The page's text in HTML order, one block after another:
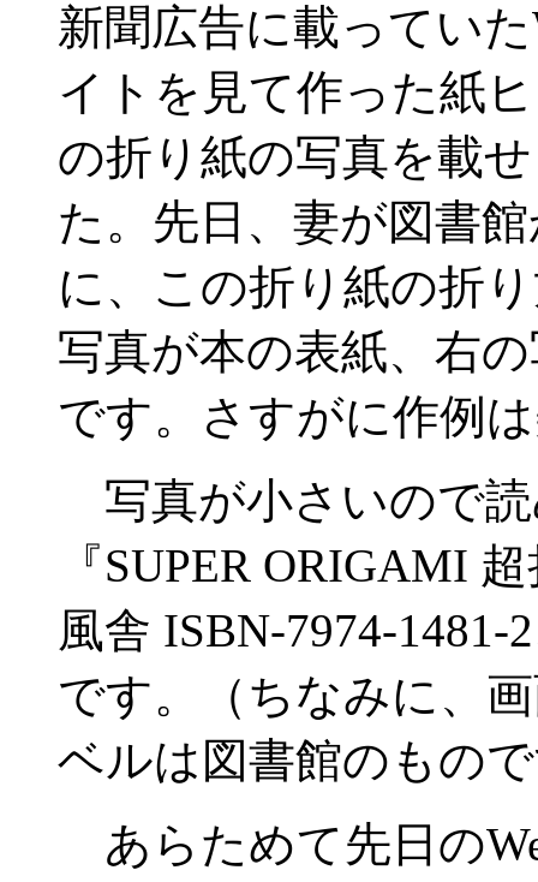
新聞広告に載っていた
イトを見て作った紙
の折り紙の写真を載
た。先日、妻が図書
に、この折り紙の折
写真が本の表紙、右
です。さすがに作例
写真が小さいので
『SUPER ORIGAMI
風舎 ISBN-7974-
です。（ちなみに、
ベルは図書館のもの
あらためて先日の